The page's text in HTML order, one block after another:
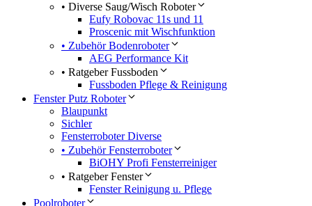
• Diverse Saug/Wisch Roboter
Eufy Robovac 11s und 11
Proscenic mit Wischfunktion
• Zubehör Bodenroboter
AEG Performance Kit
• Ratgeber Fussboden
Fussboden Pflege & Reinigung
Fenster Putz Roboter
Blaupunkt
Sichler
Fensterroboter Diverse
• Zubehör Fensterroboter
BiOHY Profi Fensterreiniger
• Ratgeber Fenster
Fenster Reinigung u. Pflege
Poolroboter